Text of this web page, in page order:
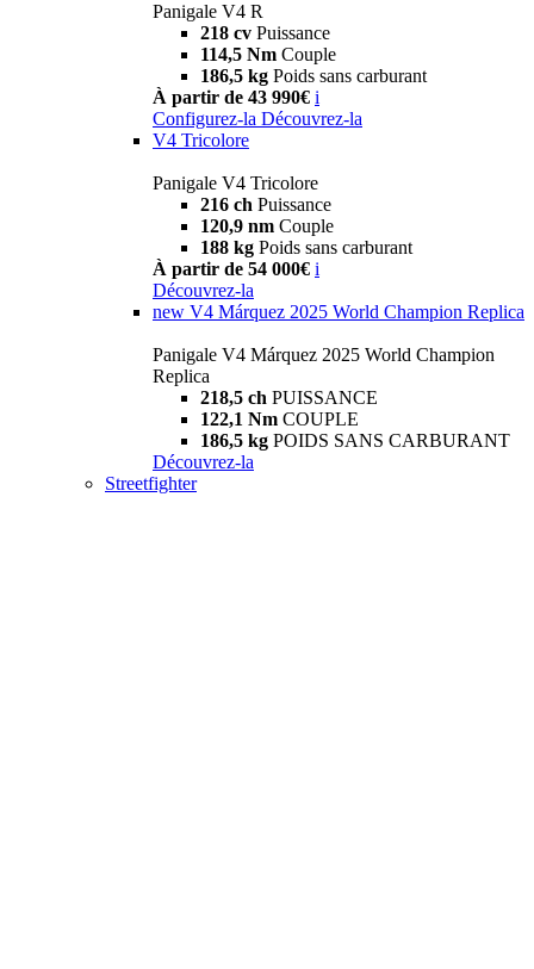
Panigale V4 R
218 cv Puissance
114,5 Nm Couple
186,5 kg Poids sans carburant
À partir de 43 990€ i
Configurez-la Découvrez-la
V4 Tricolore
Panigale V4 Tricolore
216 ch Puissance
120,9 nm Couple
188 kg Poids sans carburant
À partir de 54 000€ i
Découvrez-la
new V4 Márquez 2025 World Champion Replica
Panigale V4 Márquez 2025 World Champion
Replica
218,5 ch PUISSANCE
122,1 Nm COUPLE
186,5 kg POIDS SANS CARBURANT
Découvrez-la
Streetfighter